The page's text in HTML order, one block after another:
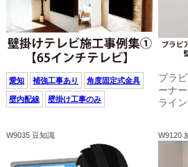
愛知 補強工事あり 角度固定式金具
壁内配線 壁掛け工事のみ
ブラ
ーナ
ライ
W9035 豆知識 W9120